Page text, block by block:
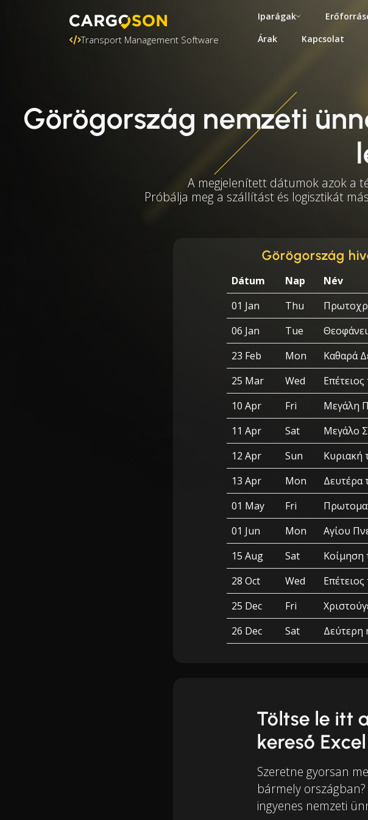
Transport Management Software
Iparágak
Árak
Kapcsolat
Görögország nemzeti
A megjelenített dátumok azok a
Próbálja meg a szállítást és logisztikát
Görögország
Dátum Nap Név
01 Jan
Thu
06 Jan
Tue
23 Feb
Mon
Καθαρά
25 Mar
Wed
10 Apr
Fri
Μεγάλη
11 Apr
Sat
Μεγάλο
12 Apr
Sun
Κυριακή
13 Apr
Mon
Δευτέρα
01 May
Fri
01 Jun
Mon
Αγίου
15 Aug
Sat
Κοίμηση
28 Oct
Wed
25 Dec
Fri
26 Dec
Sat Δεύτερη
Töltse le itt
kereső
Szeretne gyorsan
bármely
ingyenes nemzeti